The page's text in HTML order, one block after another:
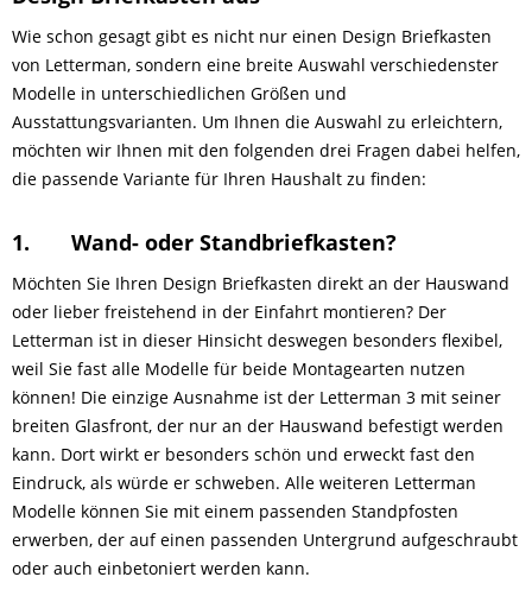
Wie schon gesagt gibt es nicht nur einen Design Briefkasten
von Letterman, sondern eine breite Auswahl verschiedenster
Modelle in unterschiedlichen Größen und
Ausstattungsvarianten. Um Ihnen die Auswahl zu erleichtern,
möchten wir Ihnen mit den folgenden drei Fragen dabei helfen,
die passende Variante für Ihren Haushalt zu finden:
1. Wand- oder Standbriefkasten?
Möchten Sie Ihren Design Briefkasten direkt an der Hauswand
oder lieber freistehend in der Einfahrt montieren? Der
Letterman ist in dieser Hinsicht deswegen besonders flexibel,
weil Sie fast alle Modelle für beide Montagearten nutzen
können! Die einzige Ausnahme ist der Letterman 3 mit seiner
breiten Glasfront, der nur an der Hauswand befestigt werden
kann. Dort wirkt er besonders schön und erweckt fast den
Eindruck, als würde er schweben. Alle weiteren Letterman
Modelle können Sie mit einem passenden Standpfosten
erwerben, der auf einen passenden Untergrund aufgeschraubt
oder auch einbetoniert werden kann.